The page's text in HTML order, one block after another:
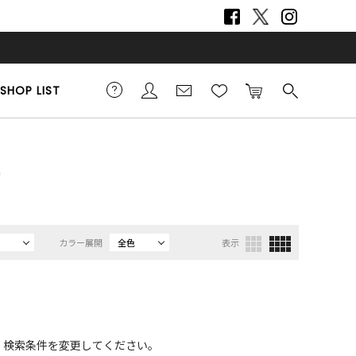
SHOP LIST
カラー展開 全色 表示
索条件を変更してください。